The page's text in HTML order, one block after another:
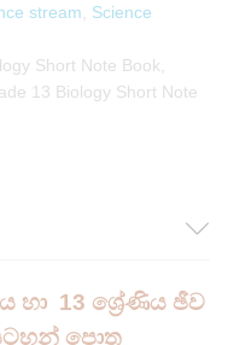
stream
Science
Short Note Book
13 Biology Short Note
හා 13 ශ්‍රේණිය ඡීව
පොත